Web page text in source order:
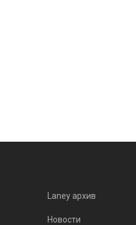
Laney архив
Новости